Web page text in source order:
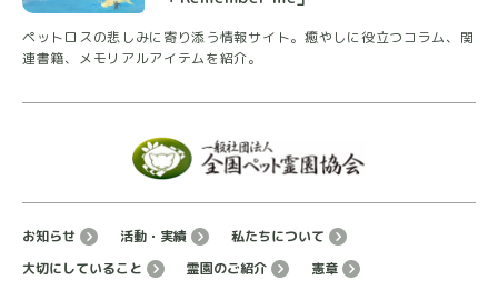
ぷりぷー
のですが、帰りはすっきりして安心して帰ることがで
きました。スタッフの方々が丁寧に葬儀してくださっ
ですが、こちらにして心から良かったと思っていま
す。全てが丁寧で、気持ちに寄り添ってくださいま
ペットロスの悲しみに寄り添う情報サイト。癒やしに役立つコラム、関
連書籍、メモリアルアイテムを紹介。
お知らせ 活動・実績
私たちについて
大切にしていること
霊園のご紹介 憲章